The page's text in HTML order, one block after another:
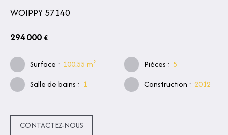
WOIPPY 57140
294 000 €
Surface : 100.55m² Pièces : 5
Salle de bains : 1 Construction : 2012
CONTACTEZ-NOUS